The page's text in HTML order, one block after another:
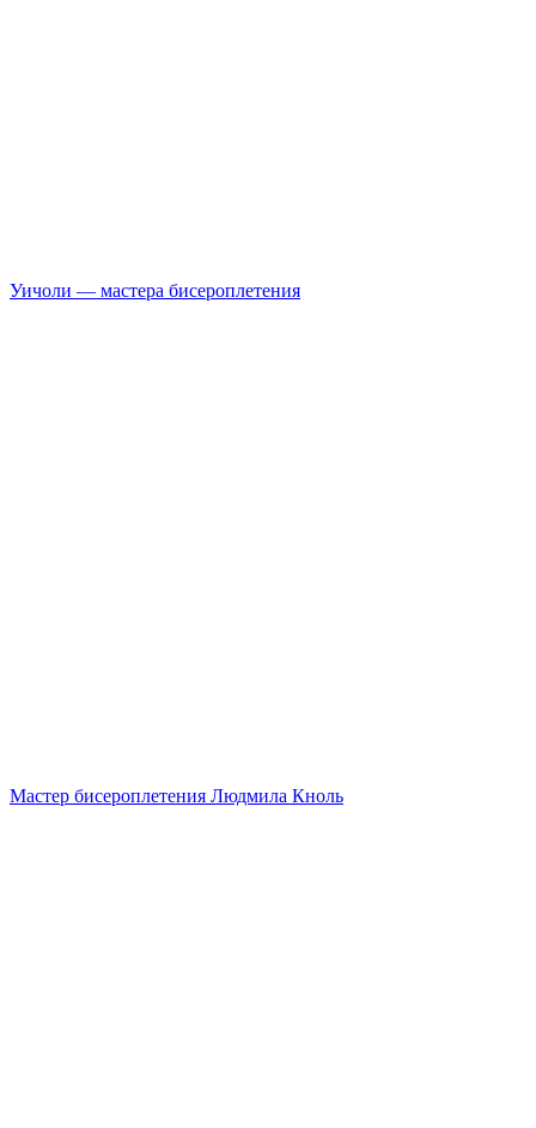
Уичоли — мастера бисероплетения
Мастер бисероплетения Людмила Кноль